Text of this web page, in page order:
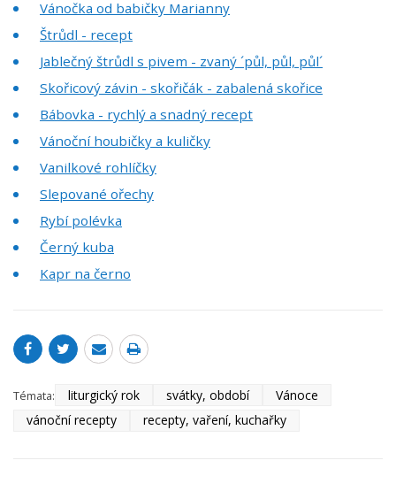
Vánočka od babičky Marianny
Štrůdl - recept
Jablečný štrůdl s pivem - zvaný ´půl, půl, půl´
Skořicový závin - skořičák - zabalená skořice
Bábovka - rychlý a snadný recept
Vánoční houbičky a kuličky
Vanilkové rohlíčky
Slepované ořechy
Rybí polévka
Černý kuba
Kapr na černo
Témata: liturgický rok svátky, období
Vánoce
vánoční recepty
recepty, vaření, kuchařky